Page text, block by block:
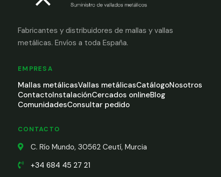
Fabricantes y distribuidores de mallas y vallas
metálicas. Envíos a toda España.
EMPRESA
Mallas metálicasVallas metálicasCatálogoNosotros
ContactoInstalaciónCercados onlineBlog
ComunidadesConsultar pedido
CONTACTO
C. Río Mundo, 30562 Ceutí, Murcia
+34 684 45 27 21